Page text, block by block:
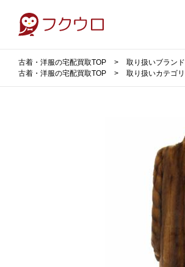
古着・洋服の宅配買取TOP 取り扱いブランド
古着・洋服の宅配買取TOP
取り扱いカテゴリ